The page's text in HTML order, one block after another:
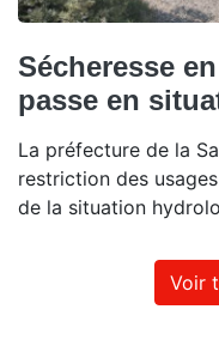
Sécheresse
passe en
La préfecture de la
restriction des
de la situation
Voir